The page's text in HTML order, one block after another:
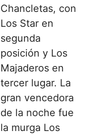
Chancletas, con
Los Star en
segunda
posición y Los
Majaderos en
tercer lugar. La
gran vencedora
de la noche fue
la murga Los